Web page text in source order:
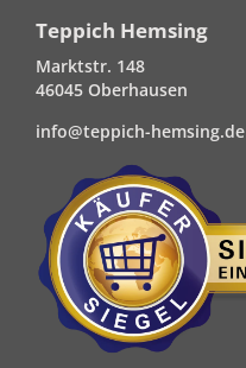
Teppich Hemsing
Marktstr. 148
46045 Oberhausen
info@teppich-hemsing.de